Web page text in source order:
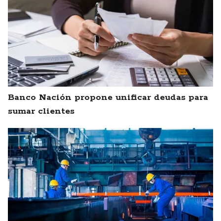
Banco Nación propone unificar deudas para
sumar clientes